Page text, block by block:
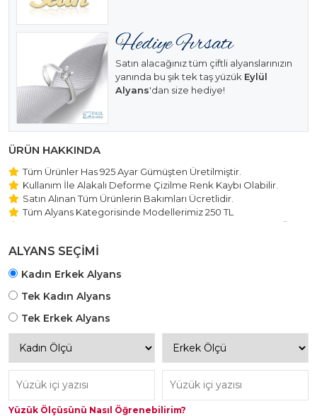
Satın alacağınız tüm çiftli alyanslarınızın
yanında bu şık tek taş yüzük Eylül
Alyans'dan size hediye!
ÜRÜN HAKKINDA
Tüm Ürünler Has 925 Ayar Gümüşten Üretilmiştir.
Kullanım İle Alakalı Deforme Çizilme Renk Kaybı Olabilir.
Satın Alınan Tüm Ürünlerin Bakımları Ücretlidir.
Tüm Alyans Kategorisinde Modellerimiz 250 TL
Beştaş Tektaş Kolye ve Bileklik Modellerimiz 150 TL Sabit Ücret
ALYANS SEÇİMİ
Kadın Erkek Alyans
Tek Kadın Alyans
Tek Erkek Alyans
Yüzük Ölçüsünü Nasıl Öğrenebilirim?